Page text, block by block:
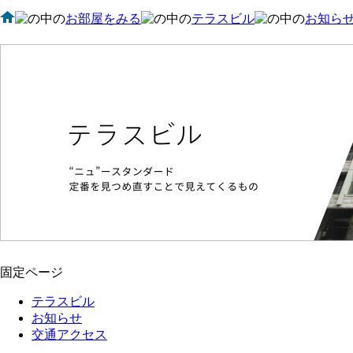
お部屋をみる テラスビル お知ら
固定ページ
テラスビル
お知らせ
交通アクセス